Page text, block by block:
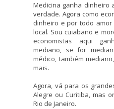
Medicina ganha dinheiro
verdade. Agora como
dinheiro e por todo
local. Sou cuiabano e
economistas aqui
mediano, se for
médico, também
mais.
Agora, vá para os
Alegre ou Curitiba, mas
Rio de Janeiro.